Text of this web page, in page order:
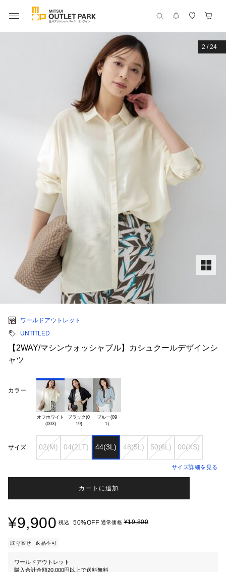
2 /24
ワールドアウトレット
UNTITLED
【2WAY/マシンウォッシャブル】カシュクールデザインシ
ャツ
カラー
オフホワイト
(003)
ブラック(0
19)
ブルー(09
サイズ 02(M) 04(2LT) 44(3L) 48(5L) 50(6L) 00(XS)
サイズ詳細を見る
カートに追加
¥9,900 税込 50%OFF 通常価格¥19,800
取り寄せ 返品不可
ワールドアウトレット
購入合計金額20,000円以上で送料無料